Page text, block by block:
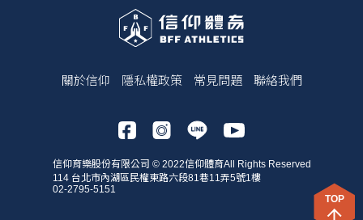
關於信仰 隱私權政策 常見問題 聯絡我們
信仰育樂股份有限公司 © 2022信仰體育All Rights Reserved
114 台北市內湖區民權東路六段81巷11弄5號1樓
02-2795-5151